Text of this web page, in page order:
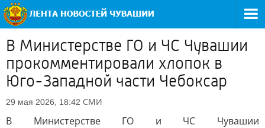
В Министерстве ГО и ЧС Чувашии
прокомментировали хлопок в
Юго-Западной части Чебоксар
29 мая 2026, 18:42 СМИ
В Министерстве ГО и ЧС Чувашии